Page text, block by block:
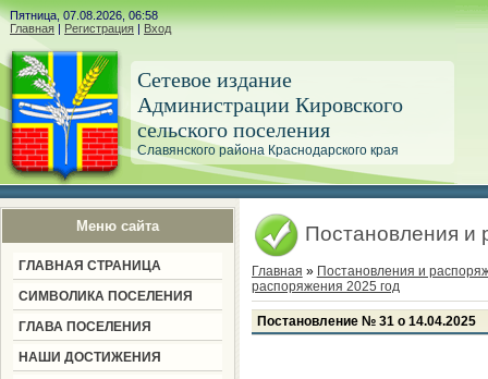
Пятница, 07.08.2026, 06:58
Главная | Регистрация | Вход
Сетевое издание
Администрации Кировского
сельского поселения
Славянского района Краснодарского края
Меню сайта
ГЛАВНАЯ СТРАНИЦА
СИМВОЛИКА ПОСЕЛЕНИЯ
ГЛАВА ПОСЕЛЕНИЯ
НАШИ ДОСТИЖЕНИЯ
Постановления и
Главная » Постановления и
распоряжения 2025 год
Постановление № 31 о 14.04.2025